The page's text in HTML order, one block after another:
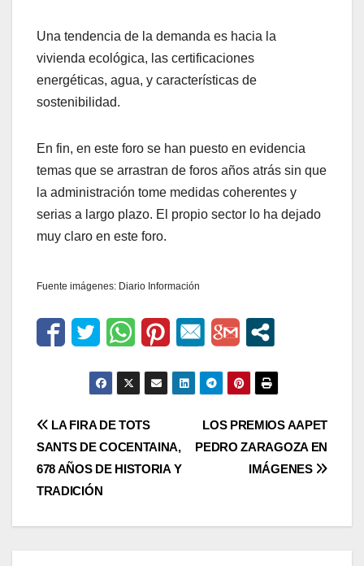
Una tendencia de la demanda es hacia la
vivienda ecológica, las certificaciones
energéticas, agua, y características de
sostenibilidad.
En fin, en este foro se han puesto en evidencia
temas que se arrastran de foros años atrás sin que
la administración tome medidas coherentes y
serias a largo plazo. El propio sector lo ha dejado
muy claro en este foro.
Fuente imágenes: Diario Información
Navegación
de
entradas
LOS PREMIOS AAPET
PEDRO ZARAGOZA EN
IMÁGENES
LA FIRA DE TOTS
SANTS DE COCENTAINA,
678 AÑOS DE HISTORIA Y
TRADICIÓN